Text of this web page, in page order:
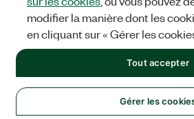
MENTIONS LÉGALES|IMPRINT|
les cookies
©NATIONAL INSTRUMENTS CORP. TOUS
modifier la manière dont les
en cliquant sur « Gérer les
Gérer les
Tout accepter